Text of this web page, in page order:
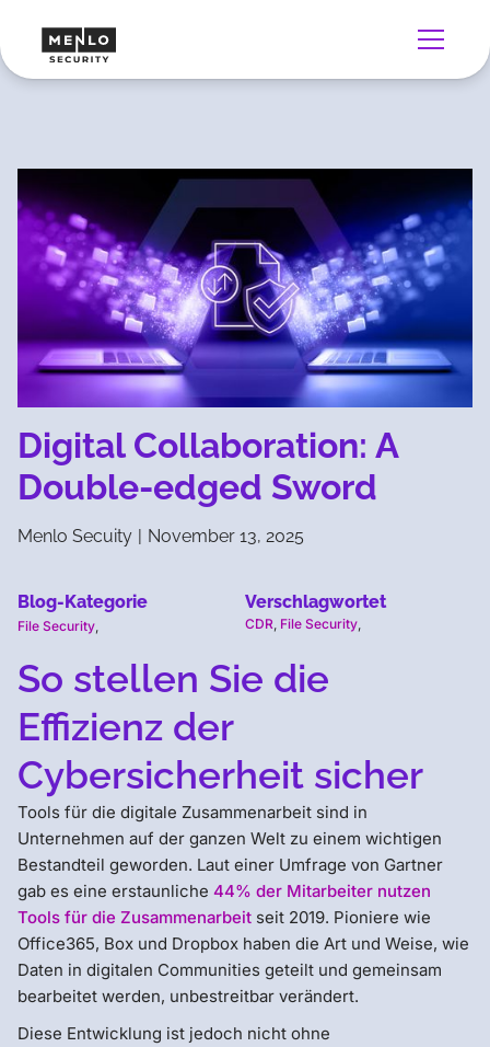
Digital Collaboration: A
Double-edged Sword
Menlo Secuity | November 13, 2025
Blog-Kategorie
File Security
Verschlagwortet
CDR File Security
So stellen Sie die
Effizienz der
Cybersicherheit sicher
Tools für die digitale Zusammenarbeit sind in
Unternehmen auf der ganzen Welt zu einem wichtigen
Bestandteil geworden. Laut einer Umfrage von Gartner
gab es eine erstaunliche 44% der Mitarbeiter nutzen
Tools für die Zusammenarbeit seit 2019. Pioniere wie
Office365, Box und Dropbox haben die Art und Weise, wie
Daten in digitalen Communities geteilt und gemeinsam
bearbeitet werden, unbestreitbar verändert.
Diese Entwicklung ist jedoch nicht ohne